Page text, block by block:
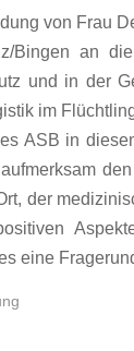
von Frau
Bingen an
und in der
im
ASB in
der
eine